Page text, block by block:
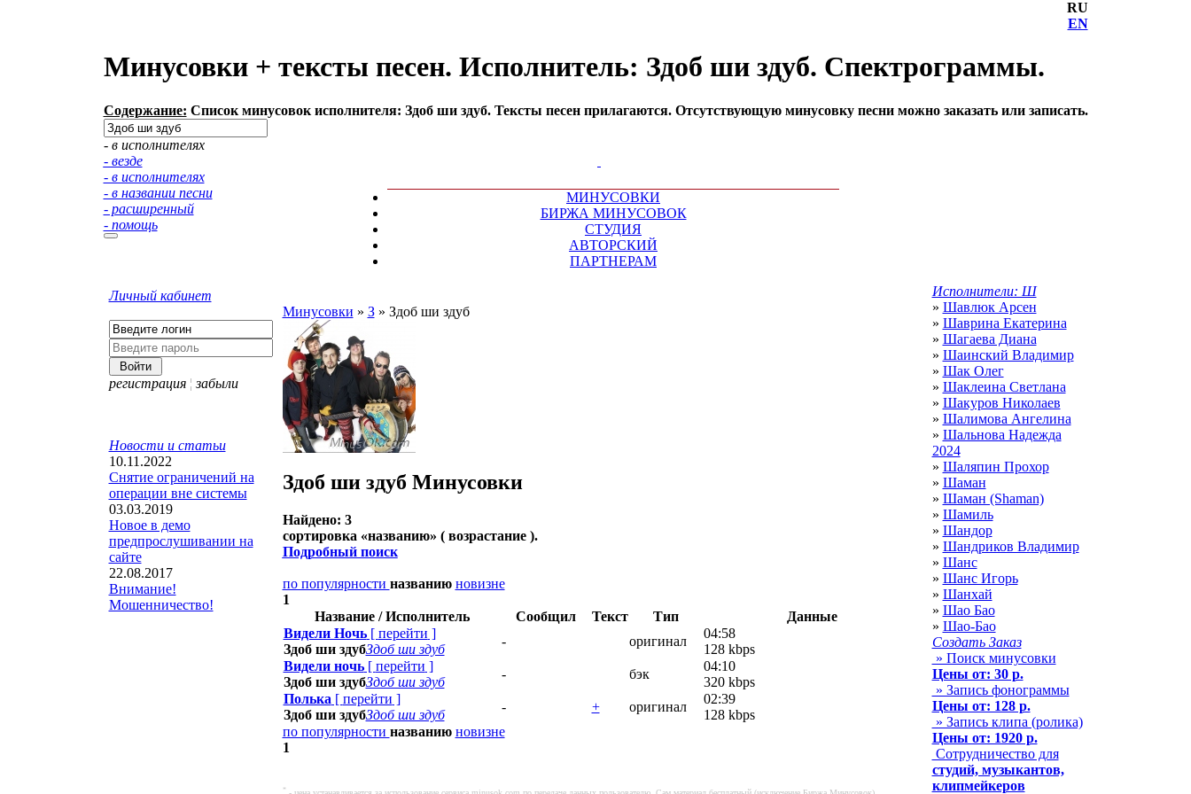
RU
EN
Минусовки + тексты песен. Исполнитель: Здоб ши здуб. Спектрограммы.
Содержание: Список минусовок исполнителя: Здоб ши здуб. Тексты песен прилагаются. Отсутствующую минусовку песни можно заказать или записать.
- в исполнителях
- везде
- в исполнителях
- в названии песни
- расширенный
- помощь
МИНУСОВКИ
БИРЖА МИНУСОВОК
СТУДИЯ
АВТОРСКИЙ
ПАРТНЕРАМ
Личный кабинет
регистрация ¦ забыли
Новости и статьи
10.11.2022
Снятие ограничений на
операции вне системы
03.03.2019
Новое в демо
предпрослушивании на
сайте
22.08.2017
Внимание!
Мошенничество!
Минусовки » З» Здоб ши здуб
Здоб ши здуб Минусовки
Найдено: 3
сортировка «названию» ( возрастание ).
Подробный поиск
по популярности названию новизне
1
Название / Исполнитель
Сообщил Текст Тип
Данные
Видели Ночь[ перейти ]
Здоб ши здубЗдоб ши здуб
- оригинал
04:58
128 kbps
Видели ночь[ перейти ]
Здоб ши здубЗдоб ши здуб
- бэк
04:10
320 kbps
Полька [ перейти ]
Здоб ши здубЗдоб ши здуб
- + оригинал
02:39
128 kbps
по популярности названию новизне
1
*
Исполнители: Ш
» Шавлюк Арсен
» Шаврина Екатерина
» Шагаева Диана
» Шаинский Владимир
» Шак Олег
» Шаклеина Светлана
» Шакуров Николаев
» Шалимова Ангелина
» Шальнова Надежда
2024
» Шаляпин Прохор
» Шаман
» Шаман (Shaman)
» Шамиль
» Шандор
» Шандриков Владимир
» Шанс
» Шанс Игорь
» Шанхай
» Шао Бао
» Шао-Бао
Создать Заказ
» Поиск минусовки
Цены от: 30 р.
» Запись фонограммы
Цены от: 128 р.
» Запись клипа (ролика)
Цены от: 1920 р.
Сотрудничество для
студий, музыкантов,
клипмейкеров